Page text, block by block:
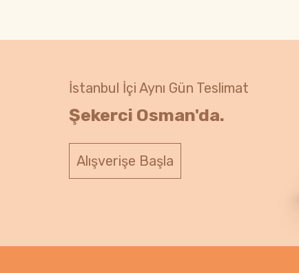
İstanbul İçi Aynı Gün Teslimat
Şekerci Osman'da.
Alışverişe Başla